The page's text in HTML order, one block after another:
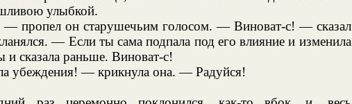
улыбкой.
пропел он старушечьим голосом. — Виноват-с! — сказал
— Если ты сама подпала под его влияние и изменила
и сказала раньше. Виноват-с!
убеждения! — крикнула она. — Радуйся!